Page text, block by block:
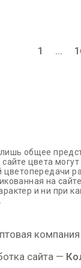
1 ...
общее
цвета
цветопередачи
на
и ни при
компания
сайта —